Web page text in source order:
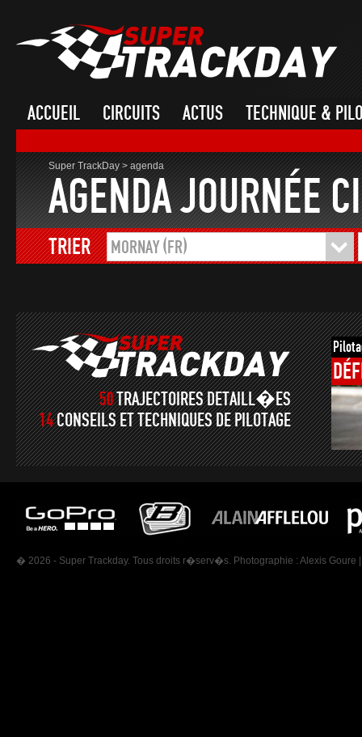
ACCUEIL CIRCUITS ACTUS TECHNIQUE &
Super TrackDay>agenda
AGENDA JOURNÉE
TRIER MORNAY (FR)
50TRAJECTOIRES DETAILL�ES
14CONSEILS ET TECHNIQUES DE PILOTAGE
� 2026 - Super Trackday. Tous droits r�serv�s. Photographie : Alexis Goure